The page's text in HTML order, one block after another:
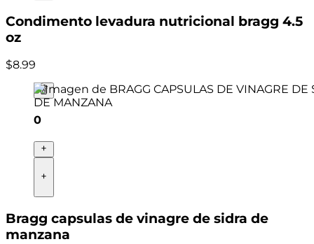
Condimento levadura nutricional bragg 4.5
oz
$8.99
0
Bragg capsulas de vinagre de sidra de
manzana